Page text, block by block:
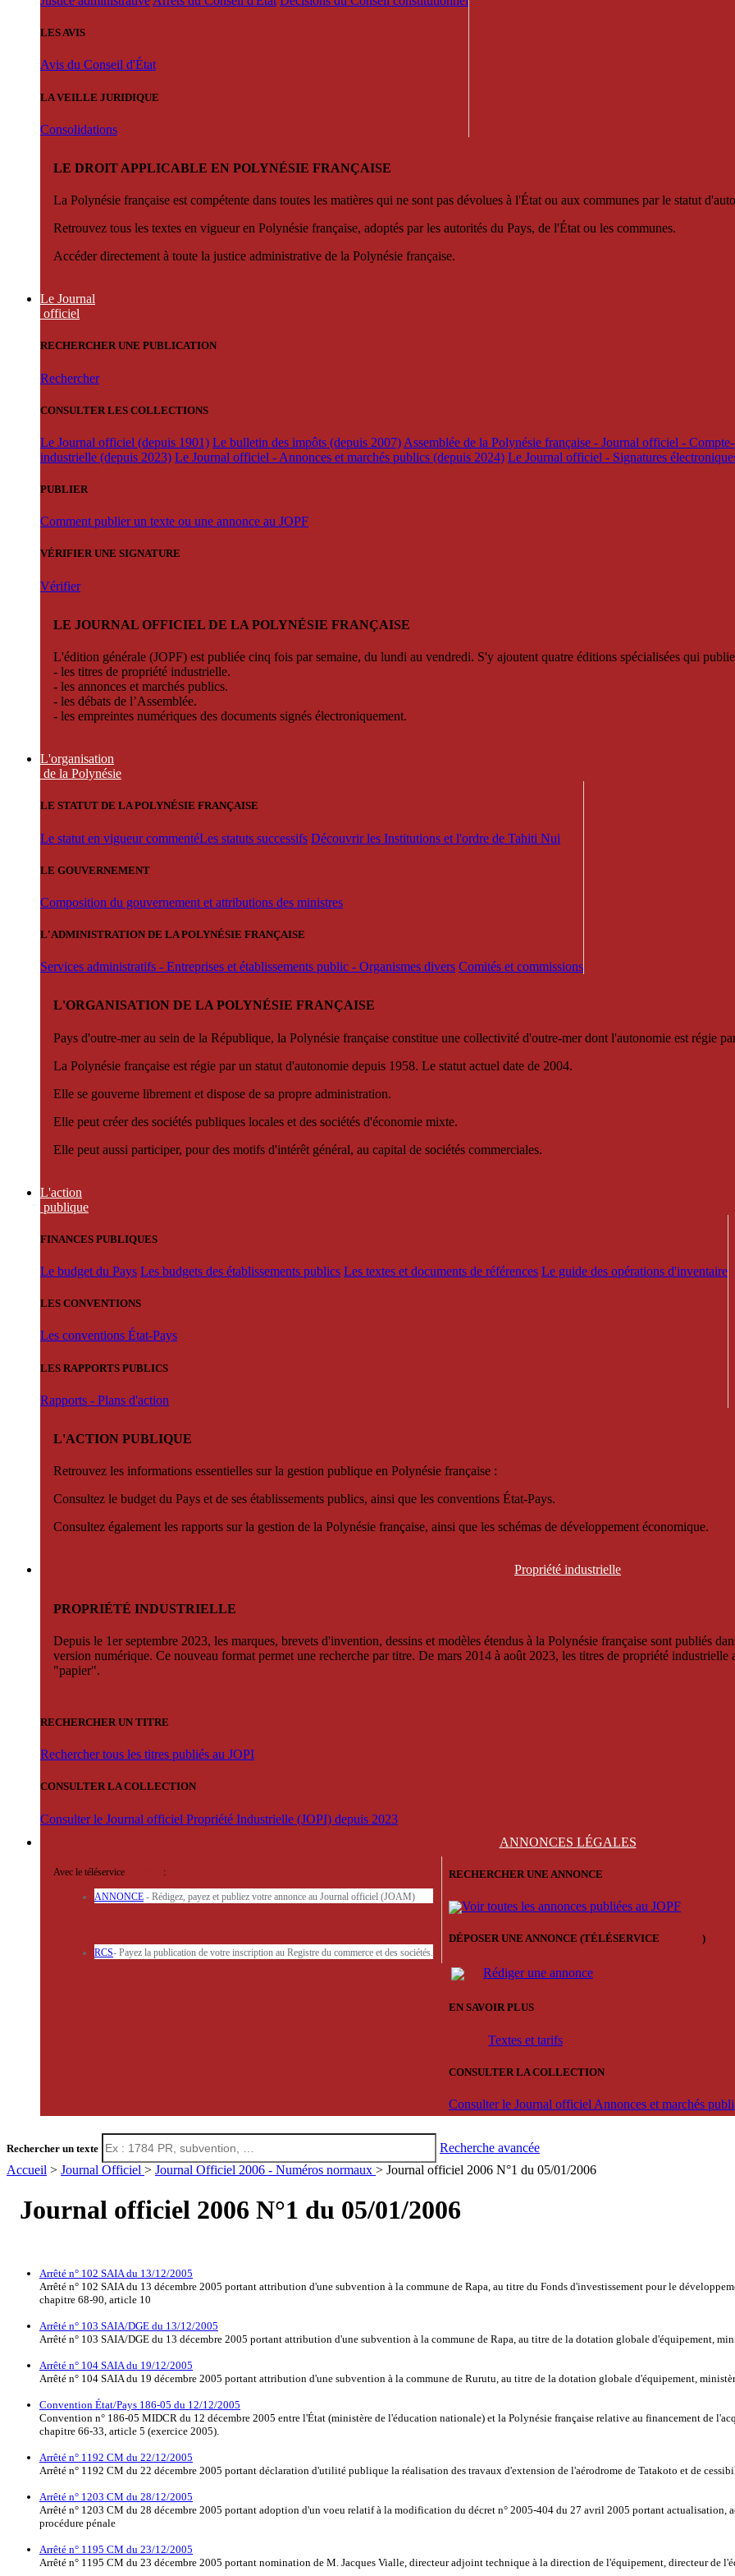
LES AVIS
Avis du Conseil d'État
LA VEILLE JURIDIQUE
Consolidations
LE DROIT APPLICABLE EN POLYNÉSIE FRANÇAISE
La Polynésie française est compétente dans toutes les matières qui ne sont pas dévolues à l'État ou aux communes par le statut
Retrouvez tous les textes en vigueur en Polynésie française, adoptés par les autorités du Pays, de l'État ou les communes.
Accéder directement à toute la justice administrative de la Polynésie française.
Le Journal
officiel
RECHERCHER UNE PUBLICATION
Rechercher
CONSULTER LES COLLECTIONS
Le Journal officiel (depuis 1901) Le bulletin des impôts (depuis 2007) Assemblée de la Polynésie française - Journal officiel -
industrielle (depuis 2023) Le Journal officiel - Annonces et marchés publics (depuis 2024) Le Journal officiel - Signatures
PUBLIER
Comment publier un texte ou une annonce au JOPF
VÉRIFIER UNE SIGNATURE
Vérifier
LE JOURNAL OFFICIEL DE LA POLYNÉSIE FRANÇAISE
L'édition générale (JOPF) est publiée cinq fois par semaine, du lundi au vendredi. S'y ajoutent quatre éditions spécialisées qui
- les titres de propriété industrielle.
- les annonces et marchés publics.
- les débats de l’Assemblée.
- les empreintes numériques des documents signés électroniquement.
L'organisation
de la Polynésie
LE STATUT DE LA POLYNÉSIE FRANÇAISE
Le statut en vigueur commentéLes statuts successifs Découvrir les Institutions et l'ordre de Tahiti Nui
LE GOUVERNEMENT
Composition du gouvernement et attributions des ministres
L'ADMINISTRATION DE LA POLYNÉSIE FRANÇAISE
Services administratifs - Entreprises et établissements public - Organismes divers Comités et commissions
L'ORGANISATION DE LA POLYNÉSIE FRANÇAISE
Pays d'outre-mer au sein de la République, la Polynésie française constitue une collectivité d'outre-mer dont l'autonomie est régie
La Polynésie française est régie par un statut d'autonomie depuis 1958. Le statut actuel date de 2004.
Elle se gouverne librement et dispose de sa propre administration.
Elle peut créer des sociétés publiques locales et des sociétés d'économie mixte.
Elle peut aussi participer, pour des motifs d'intérêt général, au capital de sociétés commerciales.
L'action
publique
FINANCES PUBLIQUES
Le budget du Pays Les budgets des établissements publics Les textes et documents de références Le guide des opérations d'inventaire
LES CONVENTIONS
Les conventions État-Pays
LES RAPPORTS PUBLICS
Rapports - Plans d'action
L'ACTION PUBLIQUE
Retrouvez les informations essentielles sur la gestion publique en Polynésie française :
Consultez le budget du Pays et de ses établissements publics, ainsi que les conventions État-Pays.
Consultez également les rapports sur la gestion de la Polynésie française, ainsi que les schémas de développement économique.
Propriété industrielle
PROPRIÉTÉ INDUSTRIELLE
Depuis le 1er septembre 2023, les marques, brevets d'invention, dessins et modèles étendus à la Polynésie française sont publiés
version numérique. Ce nouveau format permet une recherche par titre. De mars 2014 à août 2023, les titres de propriété
"papier".
RECHERCHER UN TITRE
Rechercher tous les titres publiés au JOPI
CONSULTER LA COLLECTION
Consulter le Journal officiel Propriété Industrielle (JOPI) depuis 2023
ANNONCES LÉGALES
Avec le téléservice :
ANNONCE - Rédigez, payez et publiez votre annonce au Journal officiel (JOAM)
RCS- Payez la publication de votre inscription au Registre du commerce et des sociétés.
RECHERCHER UNE ANNONCE
Voir toutes les annonces publiées au JOPF
DÉPOSER UNE ANNONCE (TÉLÉSERVICE )
Rédiger une annonce
EN SAVOIR PLUS
Textes et tarifs
CONSULTER LA COLLECTION
Consulter le Journal officiel Annonces et marchés
Rechercher un texte
Recherche avancée
Accueil > Journal Officiel > Journal Officiel 2006 - Numéros normaux > Journal officiel 2006 N°1 du 05/01/2006
Journal officiel 2006 N°1 du 05/01/2006
Arrêté n° 102 SAIA du 13/12/2005
Arrêté n° 102 SAIA du 13 décembre 2005 portant attribution d'une subvention à la commune de Rapa, au titre du Fonds d'investissement pour le
chapitre 68-90, article 10
Arrêté n° 103 SAIA/DGE du 13/12/2005
Arrêté n° 103 SAIA/DGE du 13 décembre 2005 portant attribution d'une subvention à la commune de Rapa, au titre de la dotation globale d'équipement,
Arrêté n° 104 SAIA du 19/12/2005
Arrêté n° 104 SAIA du 19 décembre 2005 portant attribution d'une subvention à la commune de Rurutu, au titre de la dotation globale d'équipement,
Convention État/Pays 186-05 du 12/12/2005
Convention n° 186-05 MIDCR du 12 décembre 2005 entre l'État (ministère de l'éducation nationale) et la Polynésie française relative au financement de
chapitre 66-33, article 5 (exercice 2005).
Arrêté n° 1192 CM du 22/12/2005
Arrêté n° 1192 CM du 22 décembre 2005 portant déclaration d'utilité publique la réalisation des travaux d'extension de l'aérodrome de Tatakoto et de
Arrêté n° 1203 CM du 28/12/2005
Arrêté n° 1203 CM du 28 décembre 2005 portant adoption d'un voeu relatif à la modification du décret n° 2005-404 du 27 avril 2005 portant actualisation,
procédure pénale
Arrêté n° 1195 CM du 23/12/2005
Arrêté n° 1195 CM du 23 décembre 2005 portant nomination de M. Jacques Vialle, directeur adjoint technique à la direction de l'équipement, directeur de